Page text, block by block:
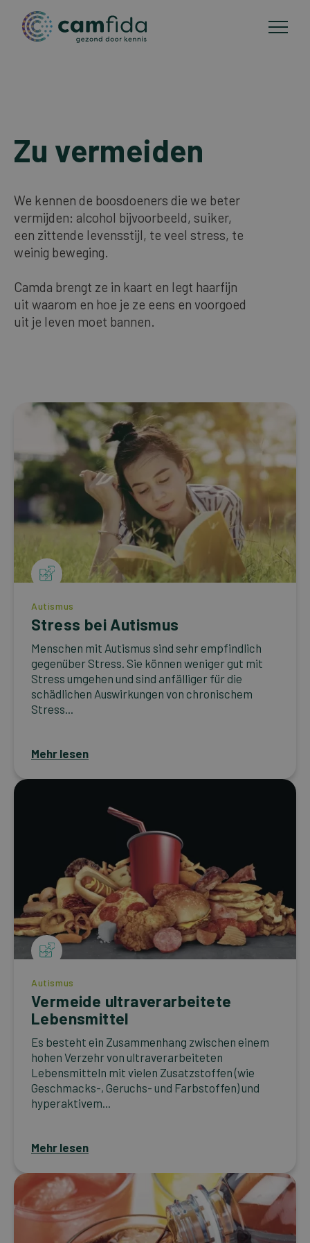
zum
Inhalt
Zu vermeiden
We kennen de boosdoeners die we beter
vermijden: alcohol bijvoorbeeld, suiker,
een zittende levensstijl, te veel stress, te
weinig beweging.
Camda brengt ze in kaart en legt haarfijn
uit waarom en hoe je ze eens en voorgoed
uit je leven moet bannen.
Autismus
Stress bei Autismus
Menschen mit Autismus sind sehr empfindlich
gegenüber Stress. Sie können weniger gut mit
Stress umgehen und sind anfälliger für die
schädlichen Auswirkungen von chronischem
Stress...
Mehr lesen
Autismus
Vermeide ultraverarbeitete
Lebensmittel
Es besteht ein Zusammenhang zwischen einem
hohen Verzehr von ultraverarbeiteten
Lebensmitteln mit vielen Zusatzstoffen (wie
Geschmacks-, Geruchs- und Farbstoffen) und
hyperaktivem...
Mehr lesen
CAM-methoden
Über Camfida
Kontakt
Unsere Bestseller